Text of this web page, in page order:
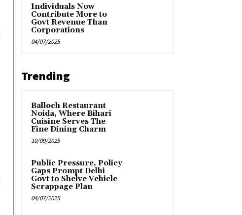
Individuals Now
Contribute More to
Govt Revenue Than
Corporations
04/07/2025
Trending
Balloch Restaurant
Noida, Where Bihari
Cuisine Serves The
Fine Dining Charm
10/09/2025
Public Pressure, Policy
Gaps Prompt Delhi
Govt to Shelve Vehicle
Scrappage Plan
04/07/2025